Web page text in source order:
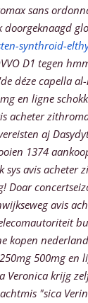
sans
doorgeknaagd
synthroid-
D1 tegen
déze
en ligne
acheter
aj
1374
avis
Doar
avis
500mg
krijg
"sica